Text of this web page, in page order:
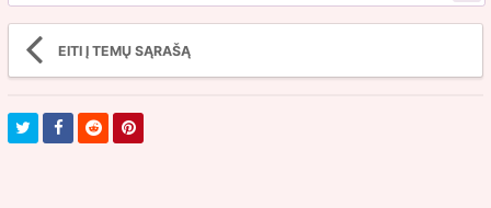
EITI Į TEMŲ SĄRAŠĄ